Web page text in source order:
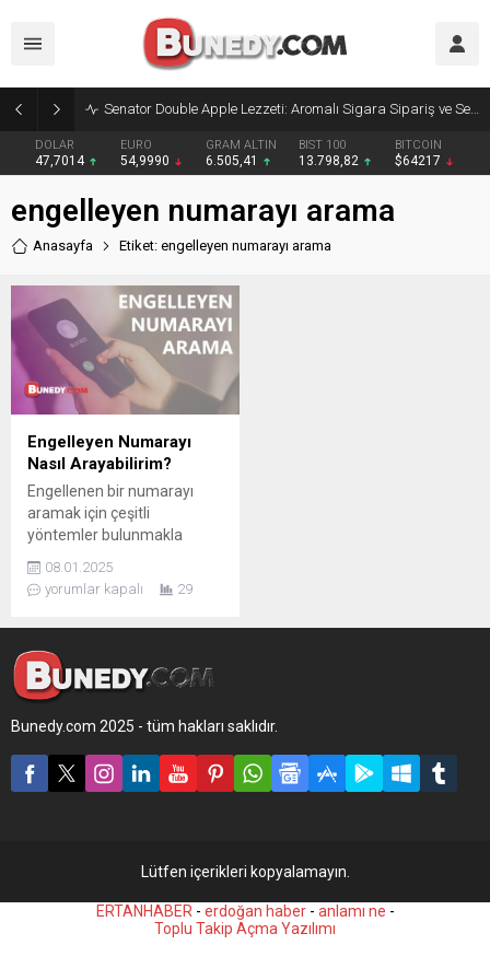
Senator Double Apple Lezzeti: Aromalı Sigara Sipariş ve Senator Sigara Dünyasına Yolculuk
DOLAR
47,7014
EURO
54,9990
GRAM ALTIN
6.505,41
BIST 100
13.798,82
BITCOIN
$64217
engelleyen numarayı arama
Anasayfa Etiket: engelleyen numarayı arama
Engelleyen Numarayı
Nasıl Arayabilirim?
Engellenen bir numarayı
aramak için çeşitli
yöntemler bulunmakla
saygı ve yasal sınırlar
çerçevesinde hareket
08.01.2025
yorumlar kapalı
29
Bunedy.com 2025 - tüm hakları saklıdır.
Lütfen içerikleri kopyalamayın.
ERTANHABER - erdoğan haber- anlamı ne -
Toplu Takip Açma Yazılımı